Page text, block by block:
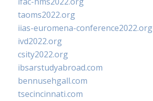
taoms2022.org
iias-euromena-conference2022.org
ivd2022.org
csity2022.org
ibsarstudyabroad.com
bennusehgall.com
tsecincinnati.com